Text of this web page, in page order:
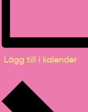
Lägg till i kalender